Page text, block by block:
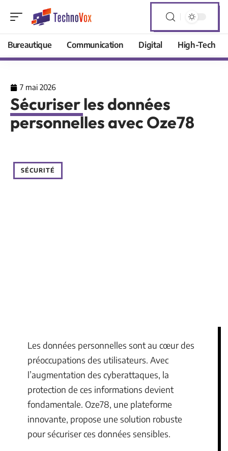
Bureautique Communication Digital High-Tech
7 mai 2026
Sécuriser les données
personnelles avec Oze78
SÉCURITÉ
Les données personnelles sont au cœur des
préoccupations des utilisateurs. Avec
l’augmentation des cyberattaques, la
protection de ces informations devient
fondamentale. Oze78, une plateforme
innovante, propose une solution robuste
pour sécuriser ces données sensibles.